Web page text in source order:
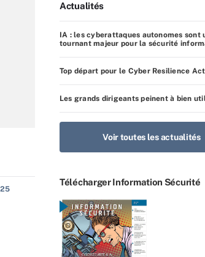
Actualités
IA : les cyberattaques autonomes sont
tournant majeur pour la sécurité
Top départ pour le Cyber Resilience Act
Les grands dirigeants peinent à bien
Voir toutes les actualités
Télécharger Information Sécurité